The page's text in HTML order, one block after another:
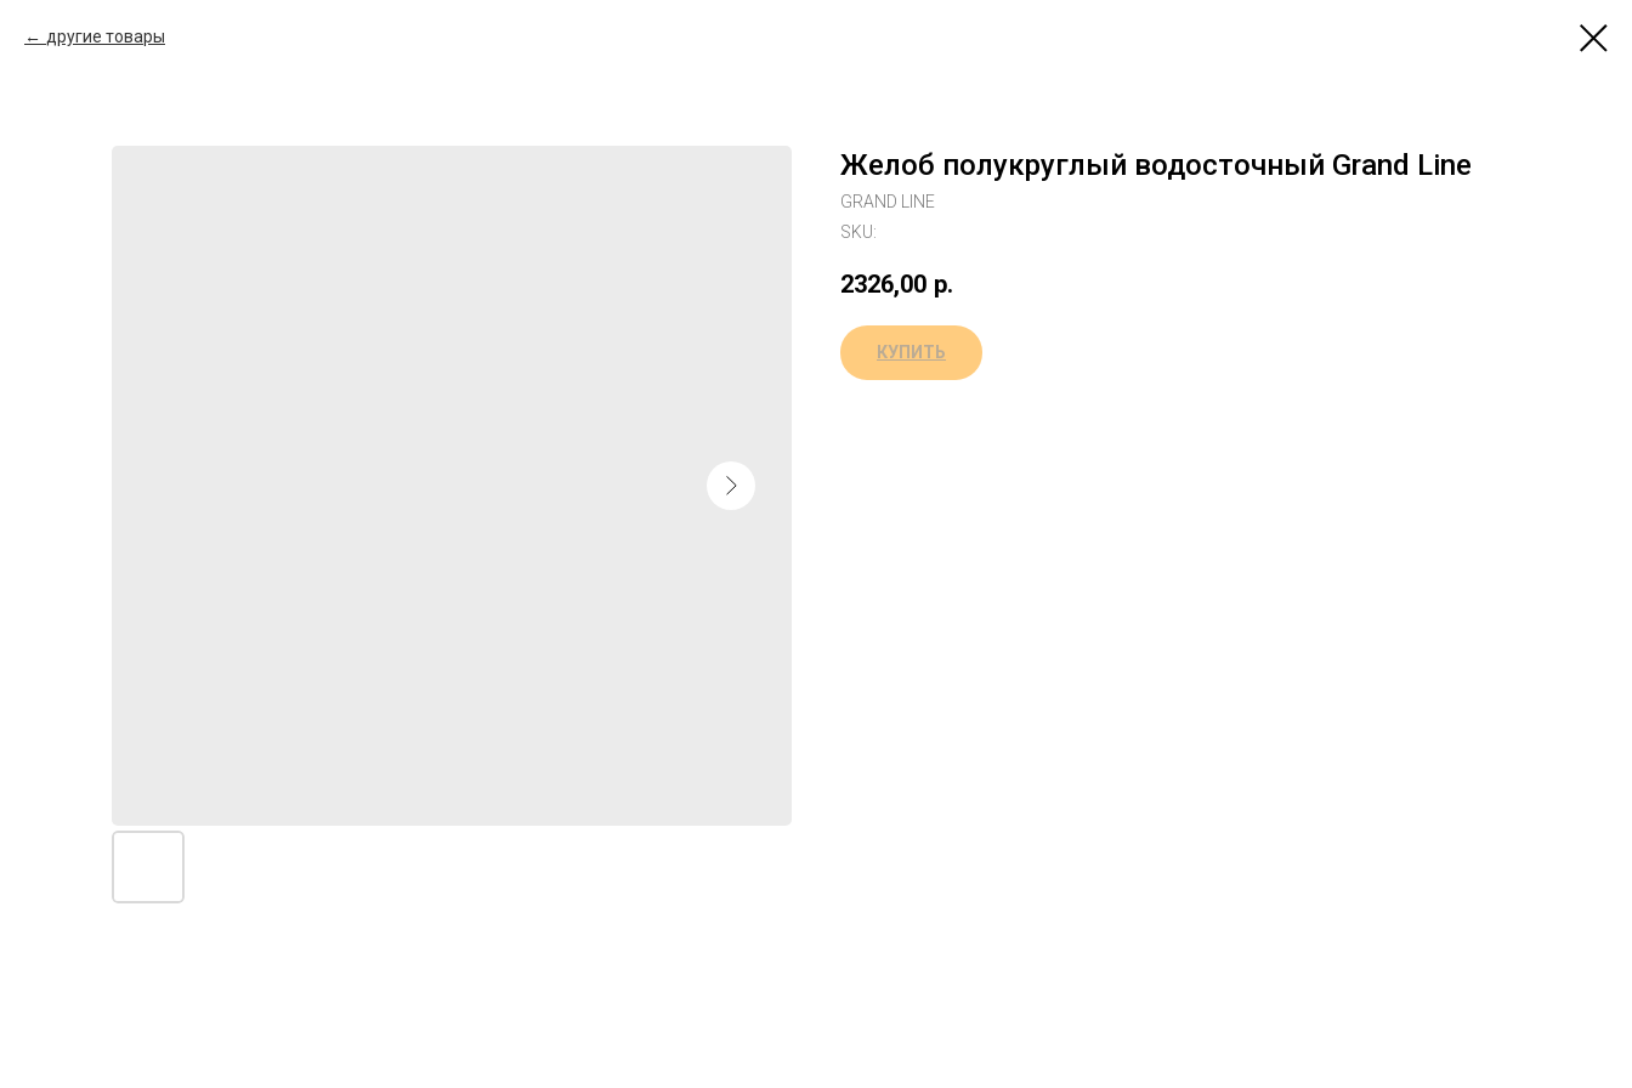
другие товары
Желоб полукруглый водосточный Grand Line
GRAND LINE
SKU:
2326,00 р.
КУПИТЬ